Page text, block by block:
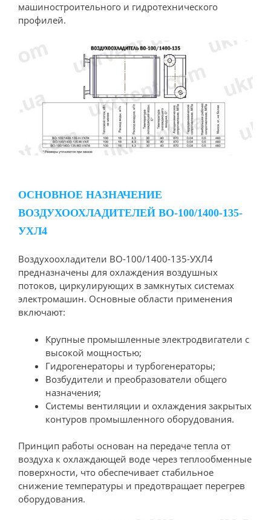
машиностроительного и гидротехнического
профилей.
ОСНОВНОЕ НАЗНАЧЕНИЕ
ВОЗДУХООХЛАДИТЕЛЕЙ ВО-100/1400-135-
УХЛ4
Воздухоохладители ВО-100/1400-135-УХЛ4
предназначены для охлаждения воздушных
потоков, циркулирующих в замкнутых системах
электромашин. Основные области применения
включают:
Крупные промышленные электродвигатели с
высокой мощностью;
Гидрогенераторы и турбогенераторы;
Возбудители и преобразователи общего
назначения;
Системы вентиляции и охлаждения закрытых
контуров промышленного оборудования.
Принцип работы основан на передаче тепла от
воздуха к охлаждающей воде через теплообменные
поверхности, что обеспечивает стабильное
снижение температуры и предотвращает перегрев
оборудования.